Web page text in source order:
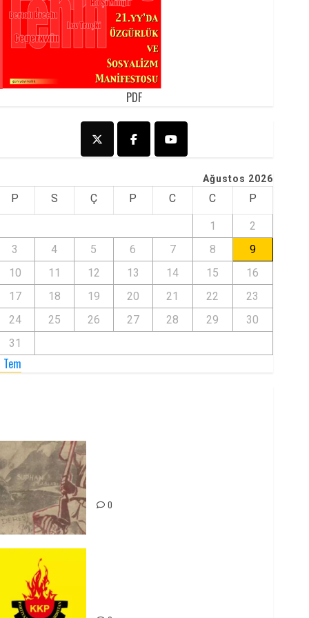
PDF
Ağustos 2026
P S Ç P C C P
1
2
3
4 5 6 7 8
9
10
11 12 13 14 15
16
17
18 19 20 21 22
23
24
25 26 27 28 29
30
31
0